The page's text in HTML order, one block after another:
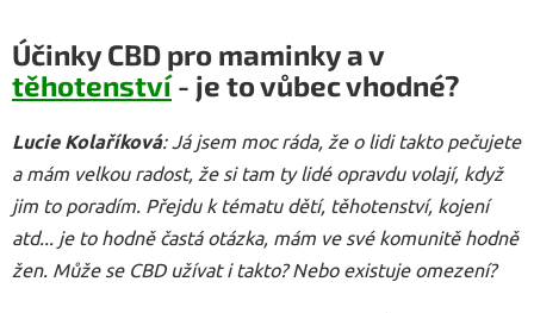
Účinky CBD pro maminky a v
těhotenství- je to vůbec vhodné?
Lucie Kolaříková: Já jsem moc ráda, že o lidi takto pečujete
a mám velkou radost, že si tam ty lidé opravdu volají, když
jim to poradím. Přejdu k tématu dětí, těhotenství, kojení
atd... je to hodně častá otázka, mám ve své komunitě hodně
žen. Může se CBD užívat i takto? Nebo existuje omezení?